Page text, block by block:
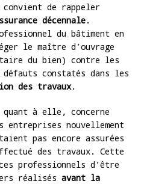
de rappeler
décennale.
du bâtiment en
le maître d’ouvrage
du bien) contre les
constatés dans les
des travaux.
à elle, concerne
nouvellement
pas encore assurées
des travaux. Cette
professionnels d’être
réalisés avant la